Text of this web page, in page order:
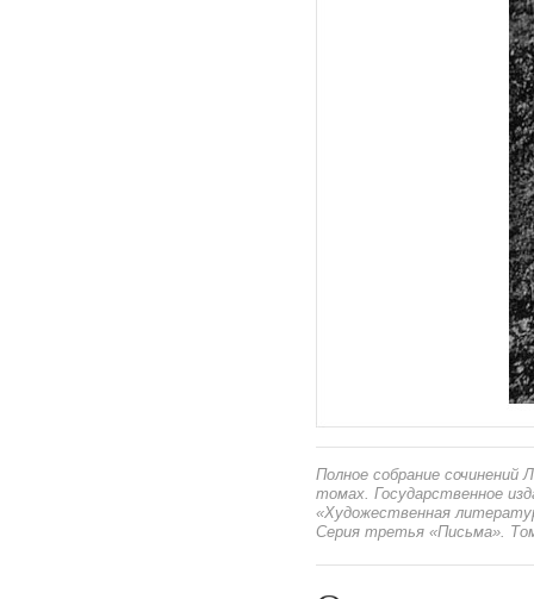
Полное собрание сочинений
томах. Государственное
«Художественная
Серия третья «Письма».